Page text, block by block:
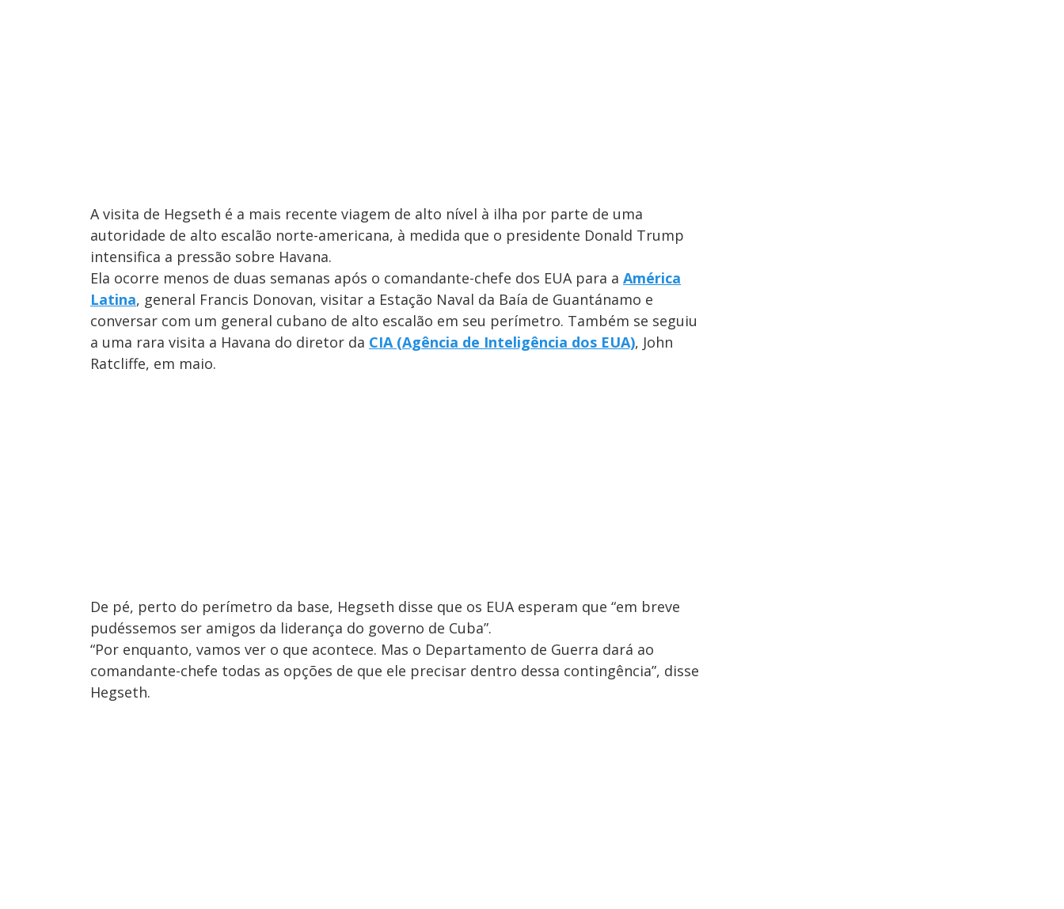
A visita de Hegseth é a mais recente viagem de alto nível à ilha por parte de uma
autoridade de alto escalão norte-americana, à medida que o presidente Donald Trump
intensifica a pressão sobre Havana.
Ela ocorre menos de duas semanas após o comandante-chefe dos EUA para a América
Latina, general Francis Donovan, visitar a Estação Naval da Baía de Guantánamo e
conversar com um general cubano de alto escalão em seu perímetro. Também se seguiu
a uma rara visita a Havana do diretor da CIA (Agência de Inteligência dos EUA), John
Ratcliffe, em maio.
De pé, perto do perímetro da base, Hegseth disse que os EUA esperam que “em breve
pudéssemos ser amigos da liderança do governo de Cuba”.
“Por enquanto, vamos ver o que acontece. Mas o Departamento de Guerra dará ao
comandante-chefe todas as opções de que ele precisar dentro dessa contingência”, disse
Hegseth.